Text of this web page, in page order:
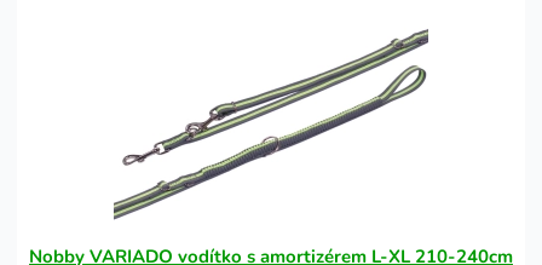
Nobby VARIADO vodítko s amortizérem L-XL 210-240cm